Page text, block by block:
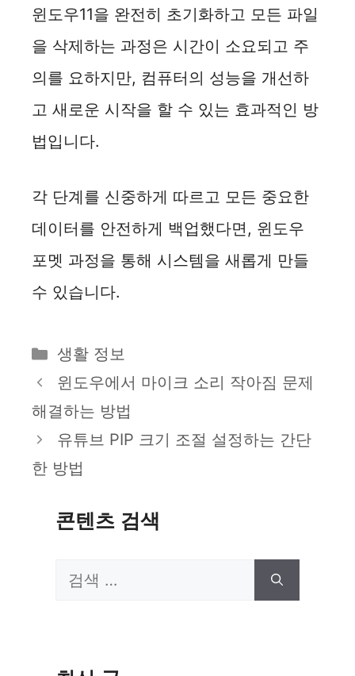
윈도우11을 완전히 초기화하고 모든 파일
을 삭제하는 과정은 시간이 소요되고 주
의를 요하지만, 컴퓨터의 성능을 개선하
고 새로운 시작을 할 수 있는 효과적인 방
법입니다.
각 단계를 신중하게 따르고 모든 중요한
데이터를 안전하게 백업했다면, 윈도우
포멧 과정을 통해 시스템을 새롭게 만들
수 있습니다.
카
테
리
생활 정보
윈도우에서 마이크 소리 작아짐 문제
해결하는 방법
유튜브 PIP 크기 조절 설정하는 간단
한 방법
콘텐츠 검색
검